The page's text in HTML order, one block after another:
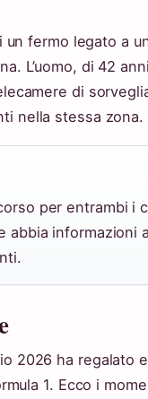
fermo legato a
L’uomo, di 42
di
nella stessa zona.
per entrambi i
abbia informazioni
2026 ha regalato
1. Ecco i